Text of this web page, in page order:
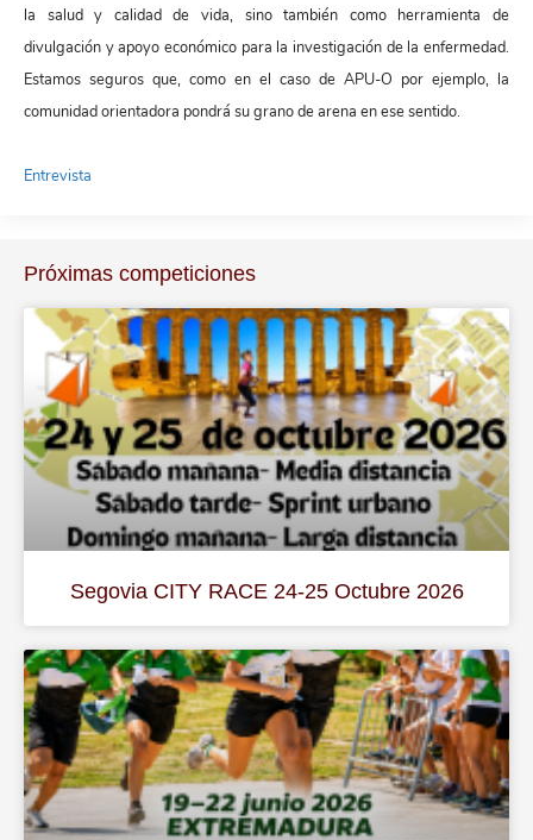
la salud y calidad de vida, sino también como herramienta de
divulgación y apoyo económico para la investigación de la enfermedad.
Estamos seguros que, como en el caso de APU-O por ejemplo, la
comunidad orientadora pondrá su grano de arena en ese sentido.
Entrevista
Próximas competiciones
Segovia CITY RACE 24-25 Octubre 2026